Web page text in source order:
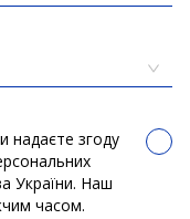
надаєте згоду
України. Наш
часом.